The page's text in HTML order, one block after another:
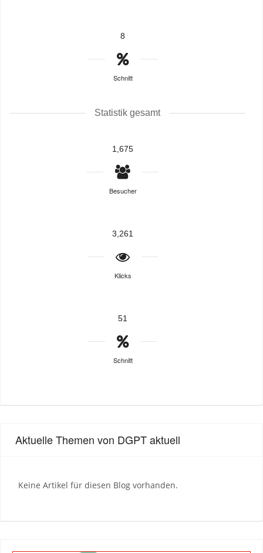
8
Schnitt
Statistik gesamt
1,675
Besucher
3,261
Klicks
51
Schnitt
Aktuelle Themen von DGPT aktuell
Keine Artikel für diesen Blog vorhanden.